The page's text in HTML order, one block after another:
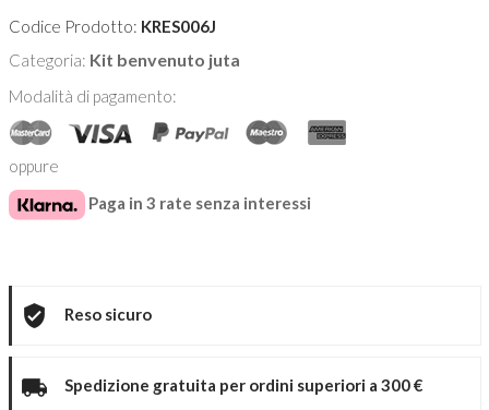
Codice Prodotto: KRES006J
Categoria: Kit benvenuto juta
Modalità di pagamento:
oppure
Paga in 3 rate senza interessi
Reso sicuro
Spedizione gratuita per ordini superiori a 300 €